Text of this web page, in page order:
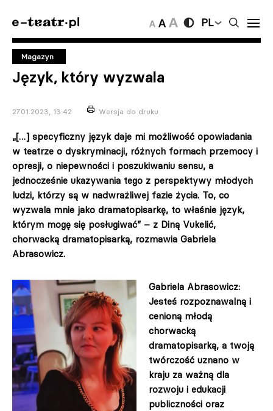
PL
Magazyn
Język, który wyzwala
27.01.2023, 13:42 Wersja do druku
„[…] specyficzny język daje mi możliwość opowiadania
w teatrze o dyskryminacji, różnych formach przemocy i
opresji, o niepewności i poszukiwaniu sensu, a
jednocześnie ukazywania tego z perspektywy młodych
ludzi, którzy są w nadwrażliwej fazie życia. To, co
wyzwala mnie jako dramatopisarkę, to właśnie język,
którym mogę się posługiwać” – z Diną Vukelić,
chorwacką dramatopisarką, rozmawia Gabriela
Abrasowicz.
Gabriela Abrasowicz:
Jesteś rozpoznawalną i
cenioną młodą
chorwacką
dramatopisarką, a twoją
twórczość uznano w
kraju za ważną dla
rozwoju i edukacji
publiczności oraz